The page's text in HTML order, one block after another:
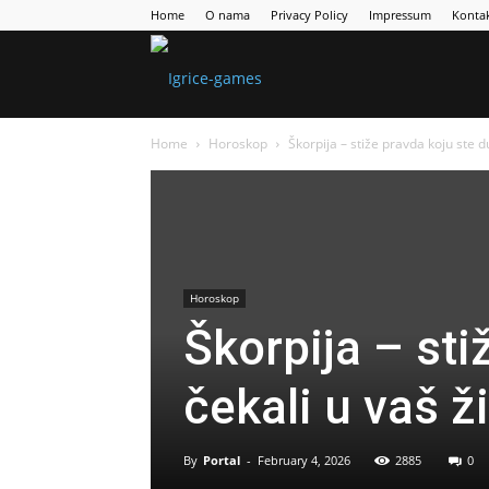
Home O nama Privacy Policy Impressum
Home Horoskop Škorpija – stiže pravda koju ste
Horoskop
Škorpija –
čekali u vaš
By Portal - February 4, 2026 2885 0